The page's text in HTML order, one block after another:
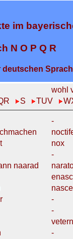
im
N O P Q R
wohl
S TUV
-
nox
-
naarad
-
-
-